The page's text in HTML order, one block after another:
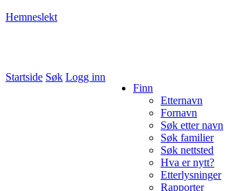
Hemneslekt
Startside Søk Logg inn
Finn
Etternavn
Fornavn
Søk etter navn
Søk familier
Søk nettsted
Hva er nytt?
Etterlysninger
Rapporter